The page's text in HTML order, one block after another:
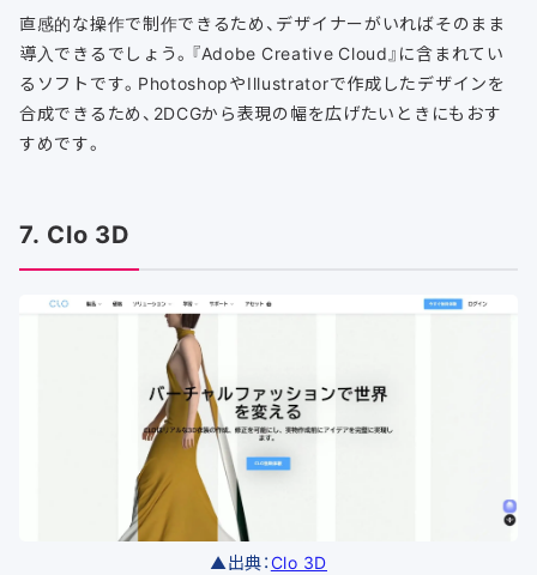
直感的な操作で制作できるため、デザイナーがいればそのまま
導入できるでしょう。『Adobe Creative Cloud』に含まれてい
るソフトです。PhotoshopやIllustratorで作成したデザインを
合成できるため、2DCGから表現の幅を広げたいときにもおす
すめです。
7. Clo 3D
▲出典：Clo 3D